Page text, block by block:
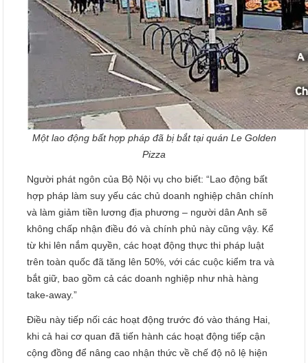
Một lao động bất hợp pháp đã bị bắt tại quán Le Golden
Pizza
Người phát ngôn của Bộ Nội vụ cho biết: “Lao động bất
hợp pháp làm suy yếu các chủ doanh nghiệp chân chính
và làm giảm tiền lương địa phương – người dân Anh sẽ
không chấp nhận điều đó và chính phủ này cũng vậy. Kể
từ khi lên nắm quyền, các hoạt động thực thi pháp luật
trên toàn quốc đã tăng lên 50%, với các cuộc kiểm tra và
bắt giữ, bao gồm cả các doanh nghiệp như nhà hàng
take-away.”
Điều này tiếp nối các hoạt động trước đó vào tháng Hai,
khi cả hai cơ quan đã tiến hành các hoạt động tiếp cận
cộng đồng để nâng cao nhận thức về chế độ nô lệ hiện